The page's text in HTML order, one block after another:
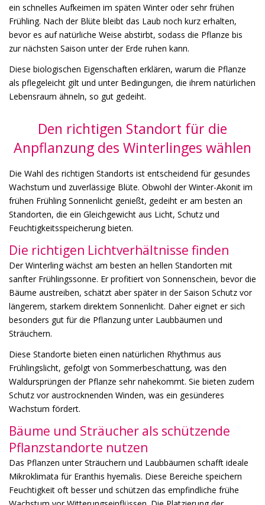
ein schnelles Aufkeimen im späten Winter oder sehr frühen
Frühling. Nach der Blüte bleibt das Laub noch kurz erhalten,
bevor es auf natürliche Weise abstirbt, sodass die Pflanze bis
zur nächsten Saison unter der Erde ruhen kann.
Diese biologischen Eigenschaften erklären, warum die Pflanze
als pflegeleicht gilt und unter Bedingungen, die ihrem natürlichen
Lebensraum ähneln, so gut gedeiht.
Den richtigen Standort für die
Anpflanzung des Winterlinges wählen
Die Wahl des richtigen Standorts ist entscheidend für gesundes
Wachstum und zuverlässige Blüte. Obwohl der Winter-Akonit im
frühen Frühling Sonnenlicht genießt, gedeiht er am besten an
Standorten, die ein Gleichgewicht aus Licht, Schutz und
Feuchtigkeitsspeicherung bieten.
Die richtigen Lichtverhältnisse finden
Der Winterling wächst am besten an hellen Standorten mit
sanfter Frühlingssonne. Er profitiert von Sonnenschein, bevor die
Bäume austreiben, schätzt aber später in der Saison Schutz vor
längerem, starkem direktem Sonnenlicht. Daher eignet er sich
besonders gut für die Pflanzung unter Laubbäumen und
Sträuchern.
Diese Standorte bieten einen natürlichen Rhythmus aus
Frühlingslicht, gefolgt von Sommerbeschattung, was den
Waldursprüngen der Pflanze sehr nahekommt. Sie bieten zudem
Schutz vor austrocknenden Winden, was ein gesünderes
Wachstum fördert.
Bäume und Sträucher als schützende
Pflanzstandorte nutzen
Das Pflanzen unter Sträuchern und Laubbäumen schafft ideale
Mikroklimata für Eranthis hyemalis. Diese Bereiche speichern
Feuchtigkeit oft besser und schützen das empfindliche frühe